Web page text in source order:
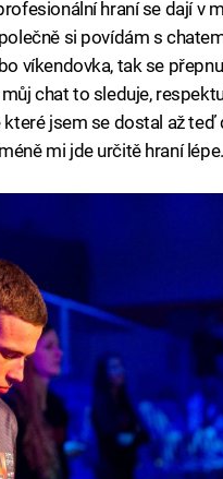
hraní se dají v
si povídám s
víkendovka, tak se
chat to sleduje,
jsem se dostal až
mi jde určitě hraní lépe.